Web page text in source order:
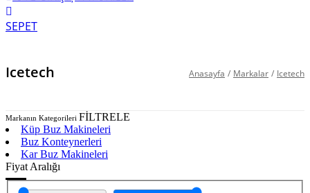
SEPET
Icetech Anasayfa / Markalar / Icetech
Markanın Kategorileri FİLTRELE
Küp Buz Makineleri
Buz Konteynerleri
Kar Buz Makineleri
Fiyat Aralığı